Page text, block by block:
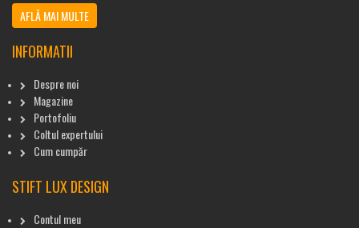
AFLĂ MAI MULTE
INFORMATII
Despre noi
Magazine
Portofoliu
Coltul expertului
Cum cumpăr
STIFT LUX DESIGN
Contul meu